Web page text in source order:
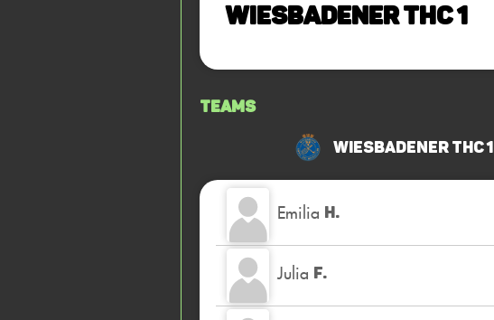
Wiesbadener THC 1
Teams
Wiesbadener THC 1
Emilia H.
Julia F.